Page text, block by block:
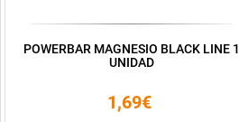
POWERBAR MAGNESIO BLACK LINE 1
UNIDAD
1,69€